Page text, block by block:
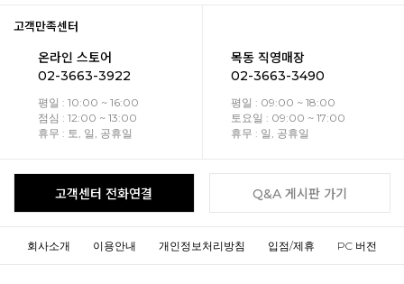
고객만족센터
온라인 스토어
02-3663-3922
평일 : 10:00 ~ 16:00
점심 : 12:00 ~ 13:00
휴무 : 토, 일, 공휴일
목동 직영매장
02-3663-3490
평일 : 09:00 ~ 18:00
토요일 : 09:00 ~ 17:00
휴무 : 일, 공휴일
고객센터 전화연결 Q&A 게시판 가기
회사소개 이용안내 개인정보처리방침 입점/제휴 PC 버전